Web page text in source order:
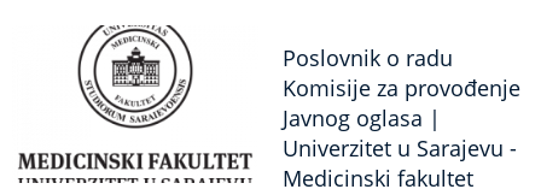
Poslovnik o radu
Komisije za provođenje
Javnog oglasa |
Univerzitet u Sarajevu -
Medicinski fakultet